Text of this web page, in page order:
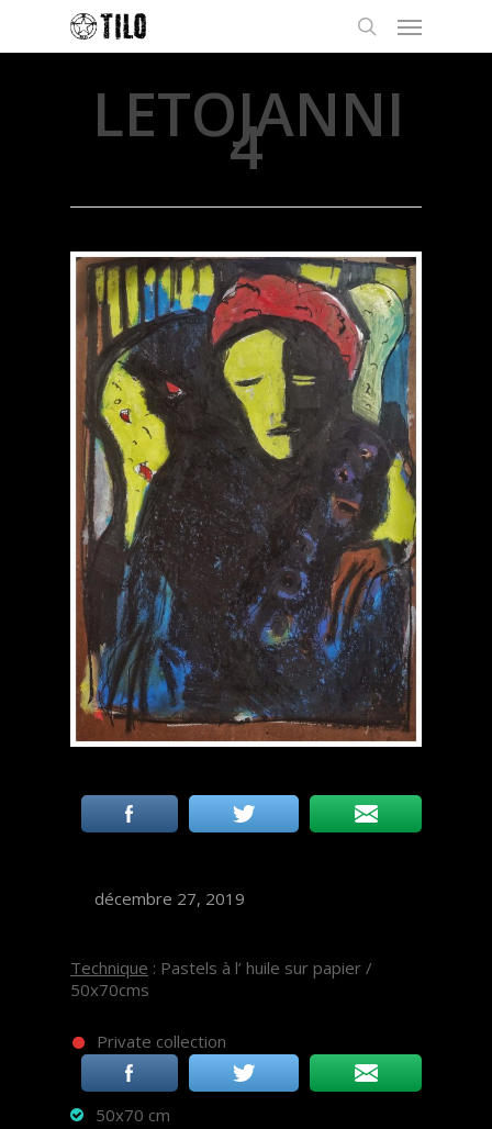
LETOJANNI
4
décembre 27, 2019
Technique : Pastels à l’ huile sur papier /
50x70cms
Private collection
50x70 cm